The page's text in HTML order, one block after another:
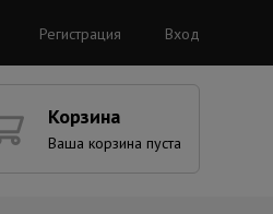
Регистрация Вход
Корзина
Ваша корзина пуста